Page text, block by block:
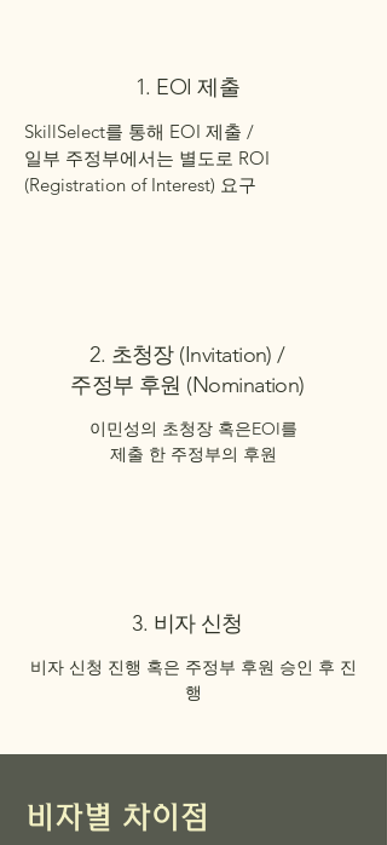
1. EOI 제출
SkillSelect를 통해 EOI 제출 /
일부 주정부에서는 별도로 ROI
(Registration of Interest) 요구
2. 초청장 (Invitation) /
주정부 후원 (Nomination)
이민성의 초청장 혹은EOI를
제출 한 주정부의 후원
3. 비자 신청
비자 신청 진행 혹은 주정부 후원 승인 후 진
행
비자별 차이점